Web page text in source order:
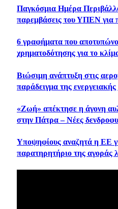
Παγκόσμια Ημέρα
παρεμβάσεις του ΥΠΕΝ για
6 γραφήματα που
χρηματοδότησης για το
Βιώσιμη ανάπτυξη στις
παράδειγμα της
«Ζωή» απέκτησε η άγονη
στην Πάτρα – Νέες
Υποψηφίους αναζητά η ΕE
παρατηρητήριο της αγοράς